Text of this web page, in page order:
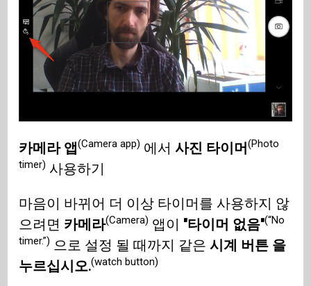
카메라 앱(Camera app) 에서사진 타이머(Photo
timer) 사용하기
마음이 바뀌어 더 이상 타이머를 사용하지 않
으려면 카메라(Camera) 앱이 "타이머 없음"(“No
timer.”) 으로 설정 될 때까지 같은시계 버튼 을
누르십시오.(watch button)